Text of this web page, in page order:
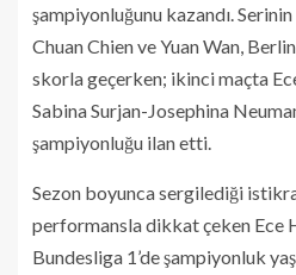
şampiyonluğunu kazandı.
Chuan Chien ve Yuan Wan,
skorla geçerken; ikinci maçta
Sabina Surjan-Josephina
şampiyonluğu ilan etti.
Sezon boyunca sergilediği
performansla dikkat çeken Ece
Bundesliga 1’de şampiyonluk